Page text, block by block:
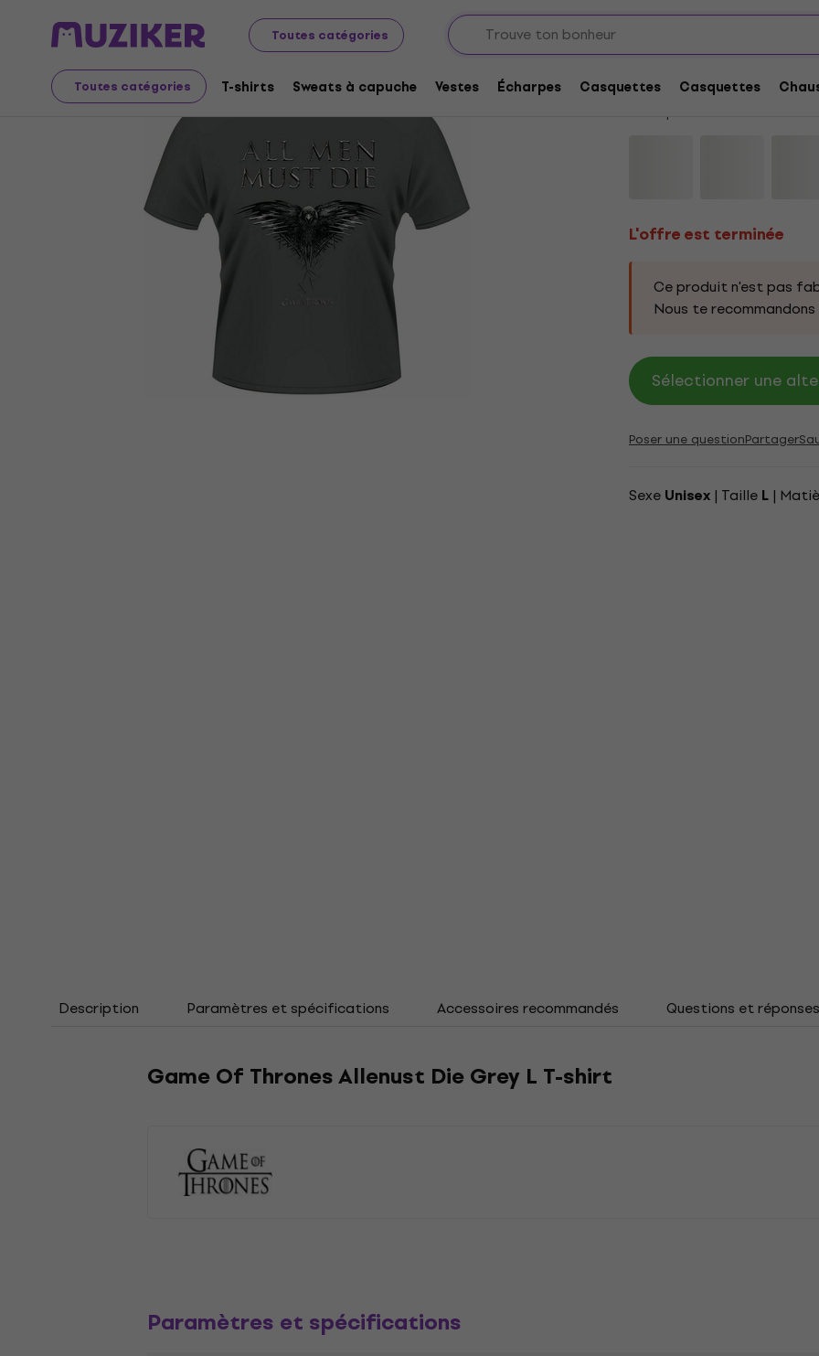
Toutes catégories
Toutes catégories T-shirts Sweats à capuche Vestes Écharpes Casquettes Casquettes
Merch Produits musicaux T-shirts
L'offre est terminée
L'offre est terminée
Game Of Thrones
Code produit:
L'offre est terminée
Ce produit n'est pas
Nous te
Sélectionner une
Poser une questionPartager
Sexe Unisex | Taille L |
Description Paramètres et spécifications Accessoires recommandés Questions et réponses
Game Of Thrones Allenust Die Grey L T-shirt
Paramètres et spécifications